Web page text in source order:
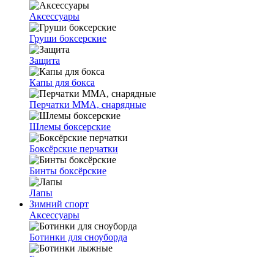
Аксессуары
Груши боксерские
Защита
Капы для бокса
Перчатки ММА, снарядные
Шлемы боксерские
Боксёрские перчатки
Бинты боксёрские
Лапы
Зимний спорт
Аксессуары
Ботинки для сноуборда